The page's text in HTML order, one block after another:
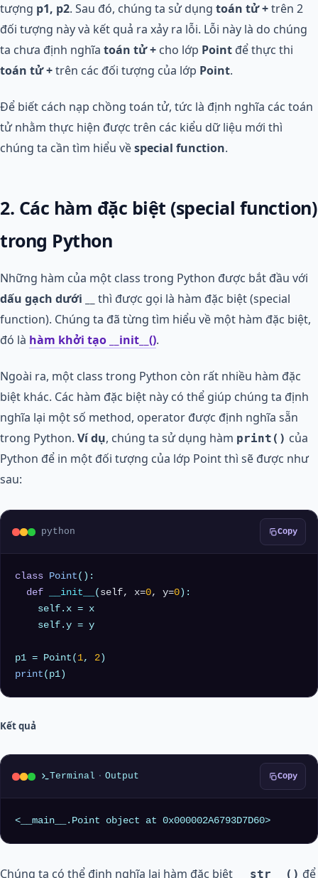
tượng p1, p2. Sau đó, chúng ta sử dụng toán tử +trên 2
đối tượng này và kết quả ra xảy ra lỗi. Lỗi này là do chúng
ta chưa định nghĩa toán tử + cho lớp Point để thực thi
toán tử +trên các đối tượng của lớp Point.
Để biết cách nạp chồng toán tử, tức là định nghĩa các toán
tử nhằm thực hiện được trên các kiểu dữ liệu mới thì
chúng ta cần tìm hiểu vềspecial function.
2. Các hàm đặc biệt (special function)
trong Python
Những hàm của một class trong Python được bắt đầu với
dấu gạch dưới __
thì được gọi là hàm đặc biệt (special
function). Chúng ta đã từng tìm hiểu về một hàm đặc biệt,
đó là hàm khởi tạo __init__().
Ngoài ra, một class trong Python còn rất nhiều hàm đặc
biệt khác. Các hàm đặc biệt này có thể giúp chúng ta định
nghĩa lại một số method, operator được định nghĩa sẵn
trong Python. Ví dụ, chúng ta sử dụng hàm print() của
Python để in một đối tượng của lớp Point thì sẽ được như
sau:
python Copy
class Point ():
def
__init__ ( self, x=0, y=0 ):
    self.x = x
    self.y = y
p1 = Point( 1, 2
print
Kết quả
Terminal · Output Copy
<__main__.Point object at 0x000002A6793D7D60>
Chúng ta có thể định nghĩa lại hàm đặc biệt __str__() để